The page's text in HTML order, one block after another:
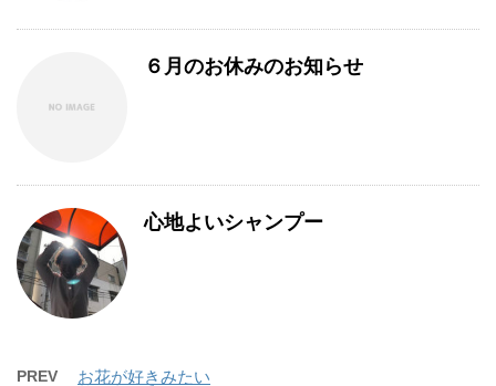
６月のお休みのお知らせ
心地よいシャンプー
PREV お花が好きみたい